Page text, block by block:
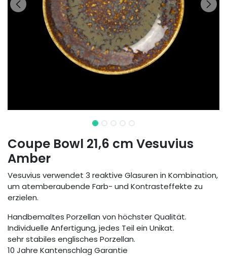
Coupe Bowl 21,6 cm Vesuvius
Amber
Vesuvius verwendet 3 reaktive Glasuren in Kombination,
um atemberaubende Farb- und Kontrasteffekte zu
erzielen.
Handbemaltes Porzellan von höchster Qualität.
Individuelle Anfertigung, jedes Teil ein Unikat.
sehr stabiles englisches Porzellan.
10 Jahre Kantenschlag Garantie